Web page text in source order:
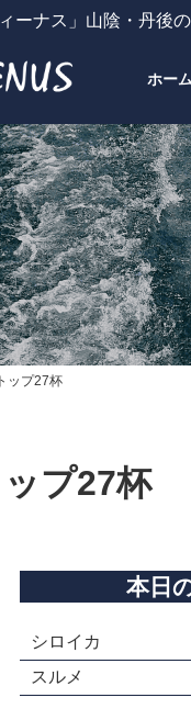
ーナス」山陰・丹後
ホーム
ップ27杯
プ27杯
本日
シロイカ
スルメ